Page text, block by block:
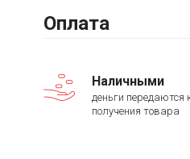
Оплата
Наличными
деньги передаются
получения товара